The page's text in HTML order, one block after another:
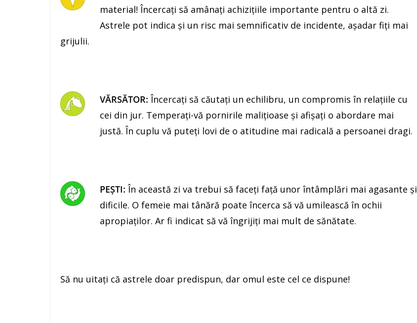
material! Încercaţi să amânaţi achiziţiile importante pentru o altă zi.
Astrele pot indica şi un risc mai semnificativ de incidente, aşadar fiţi mai
grijulii.
VĂRSĂTOR: Încercaţi să căutaţi un echilibru, un compromis în relaţiile cu
cei din jur. Temperaţi-vă pornirile maliţioase şi afişaţi o abordare mai
justă. În cuplu vă puteţi lovi de o atitudine mai radicală a persoanei dragi.
PEŞTI: În această zi va trebui să faceţi faţă unor întâmplări mai agasante şi
dificile. O femeie mai tânără poate încerca să vă umilească în ochii
apropiaţilor. Ar fi indicat să vă îngrijiţi mai mult de sănătate.
Să nu uitaţi că astrele doar predispun, dar omul este cel ce dispune!